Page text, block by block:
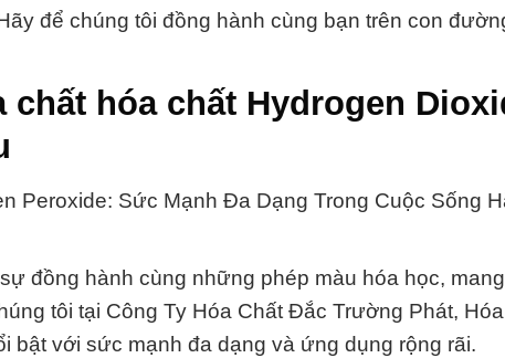
để chúng tôi đồng hành cùng bạn trên con
chất hóa chất Hydrogen
Peroxide: Sức Mạnh Đa Dạng Trong Cuộc Sống
đồng hành cùng những phép màu hóa học,
tôi tại Công Ty Hóa Chất Đắc Trường Phát,
bật với sức mạnh đa dạng và ứng dụng rộng rãi.